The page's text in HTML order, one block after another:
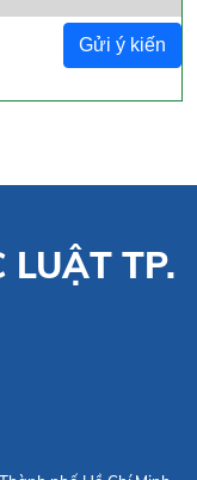
Gửi ý kiến
LUẬT TP.